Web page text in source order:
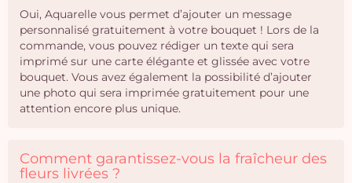
Oui, Aquarelle vous permet d’ajouter un message
personnalisé gratuitement à votre bouquet ! Lors de la
commande, vous pouvez rédiger un texte qui sera
imprimé sur une carte élégante et glissée avec votre
bouquet. Vous avez également la possibilité d’ajouter
une photo qui sera imprimée gratuitement pour une
attention encore plus unique.
Comment garantissez-vous la fraîcheur des
fleurs livrées ?